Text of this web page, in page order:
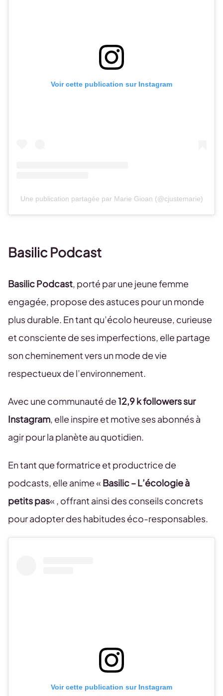
Voir cette publication sur Instagram
Une publication partagée par Marie Gioan (@cjustemarie)
Basilic Podcast
Basilic Podcast, porté par une jeune femme
engagée, propose des astuces pour un monde
plus durable. En tant qu’écolo heureuse, curieuse
et consciente de ses imperfections, elle partage
son cheminement vers un mode de vie
respectueux de l’environnement.
Avec une communauté de12,9 k followers sur
Instagram, elle inspire et motive ses abonnés à
agir pour la planète au quotidien.
En tant que formatrice et productrice de
podcasts, elle anime « Basilic – L’écologie à
petits pas« , offrant ainsi des conseils concrets
pour adopter des habitudes éco-responsables.
Voir cette publication sur Instagram